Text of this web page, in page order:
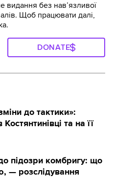
видання без навʼязливої
Щоб працювати далі,
DONATE
до тактики»:
та на її
підозри комбригу: що
— розслідування